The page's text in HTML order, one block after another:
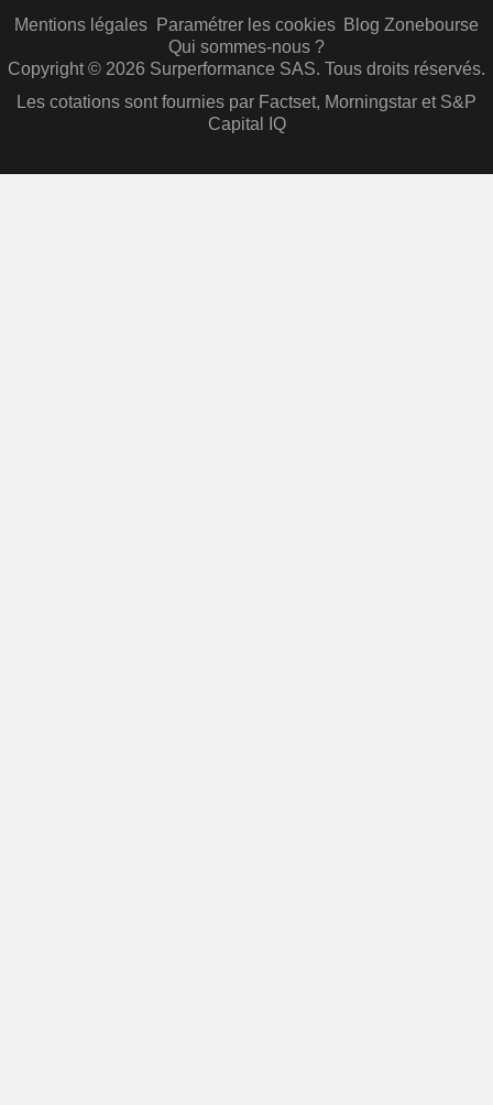
Mentions légales Paramétrer les cookies Blog Zonebourse
Qui sommes-nous ?
Copyright © 2026 Surperformance SAS. Tous droits réservés.
Les cotations sont fournies par Factset, Morningstar et S&P
Capital IQ